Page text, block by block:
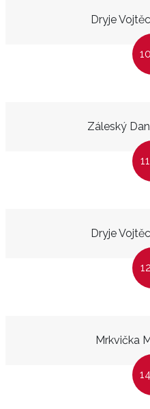
Dryje
Záleský
Dryje
Mrkvička